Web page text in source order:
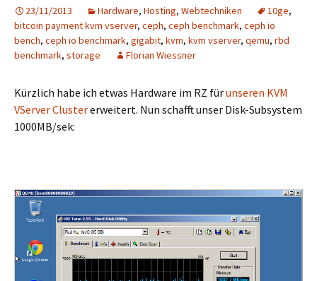
23/11/2013 Hardware, Hosting, Webtechniken 10ge,
bitcoin payment kvm vserver, ceph, ceph benchmark, ceph io
bench, ceph io benchmark, gigabit, kvm, kvm vserver, qemu, rbd
benchmark, storage Florian Wiessner
Kürzlich habe ich etwas Hardware im RZ fürunseren KVM
VServer Clustererweitert. Nun schafft unser Disk-Subsystem
1000MB/sek: